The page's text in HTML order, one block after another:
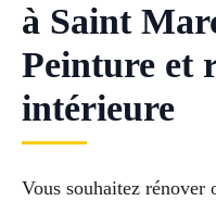
à Saint
Peinture et
intérieure
Vous souhaitez